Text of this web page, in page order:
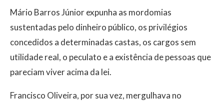
Mário Barros Júnior expunha as mordomias
sustentadas pelo dinheiro público, os privilégios
concedidos a determinadas castas, os cargos sem
utilidade real, o peculato e a existência de pessoas que
pareciam viver acima da lei.
Francisco Oliveira, por sua vez, mergulhava no